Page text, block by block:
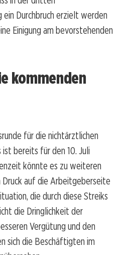
ein Durchbruch erzielt werden
Einigung am bevorstehenden
kommenden
für die nichtärztlichen
bereits für den 10. Juli
könnte es zu weiteren
Druck auf die Arbeitgeberseite
die durch diese Streiks
die Dringlichkeit der
Vergütung und den
sich die Beschäftigten im